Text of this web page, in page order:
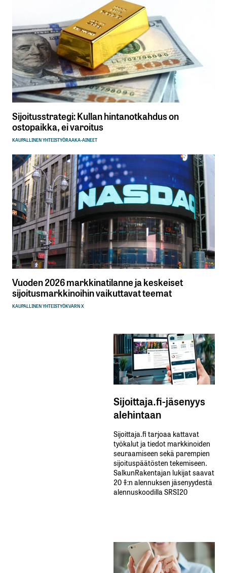
Sijoitusstrategi: Kullan hintanotkahdus on
ostopaikka, ei varoitus
KAUPALLINEN YHTEISTYÖRAAKA-AINEET
Vuoden 2026 markkinatilanne ja keskeiset
sijoitusmarkkinoihin vaikuttavat teemat
KAUPALLINEN YHTEISTYÖKVARN X
Sijoittaja.fi-jäsenyys
alehintaan
Sijoittaja.fi tarjoaa kattavat
työkalut ja tiedot markkinoiden
seuraamiseen sekä parempien
sijoituspäätösten tekemiseen.
SalkunRakentajan lukijat saavat
20 %:n alennuksen jäsenyydestä
alennuskoodilla SRSI20